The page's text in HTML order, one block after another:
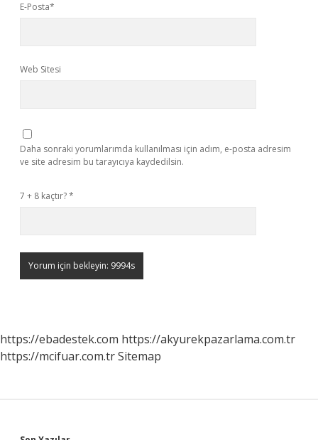
E-Posta*
Web Sitesi
Daha sonraki yorumlarımda kullanılması için adım, e-posta adresim
ve site adresim bu tarayıcıya kaydedilsin.
7 + 8 kaçtır?*
https://ebadestek.com https://akyurekpazarlama.com.tr
https://mcifuar.com.trSitemap